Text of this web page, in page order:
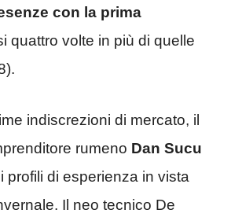
con la prima
quattro volte in più di quelle
indiscrezioni di mercato, il
rumeno Dan Sucu
profili di esperienza in vista
Il neo tecnico De